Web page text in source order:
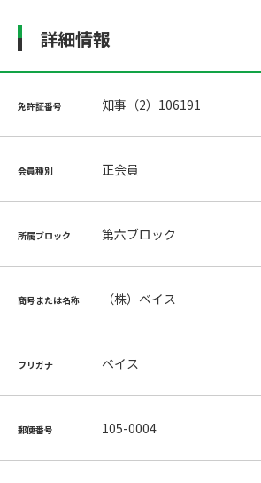
詳細情報
免許証番号 知事（2）106191
会員種別 正会員
所属ブロック 第六ブロック
商号または名称 （株）ベイス
フリガナ ベイス
郵便番号 105-0004